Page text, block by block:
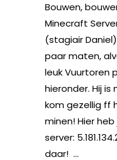
Bouwen,
Minecraft
(stagiair
paar maten,
leuk Vuurtoren
hieronder. Hij is
kom gezellig ff
minen! Hier
server:
daar! ...